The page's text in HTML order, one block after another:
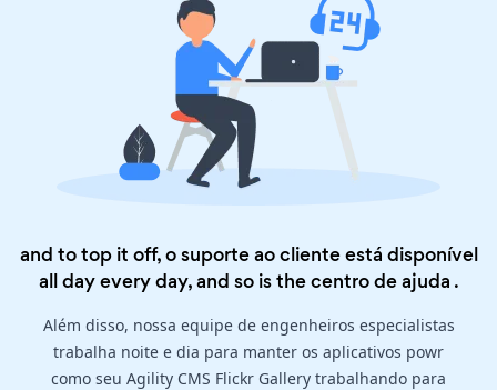
and to top it off, o suporte ao cliente está disponível
all day every day, and so is thecentro de ajuda .
Além disso, nossa equipe de engenheiros especialistas
trabalha noite e dia para manter os aplicativos powr
como seu Agility CMS Flickr Gallery trabalhando para